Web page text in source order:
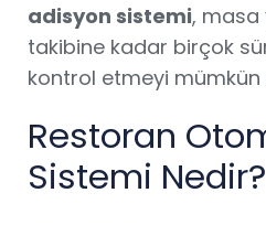
adisyon sistemi, masa
takibine kadar birçok
kontrol etmeyi
Restoran
Sistemi Nedir?